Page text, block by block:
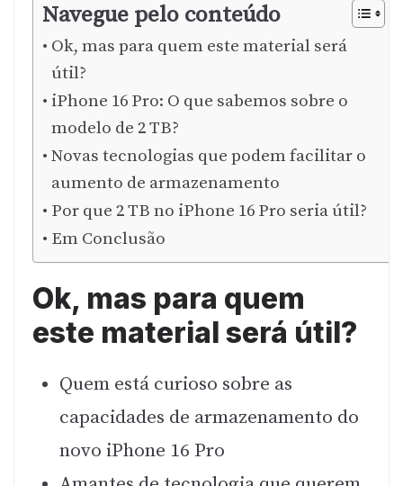
Navegue pelo conteúdo
Ok, mas para quem este material será
útil?
iPhone 16 Pro: O que sabemos sobre o
modelo de 2 TB?
Novas tecnologias que podem facilitar o
aumento de armazenamento
Por que 2 TB no iPhone 16 Pro seria útil?
Em Conclusão
Ok, mas para quem
este material será útil?
Quem está curioso sobre as
capacidades de armazenamento do
novo iPhone 16 Pro